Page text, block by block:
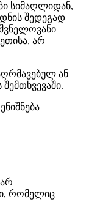
სიმაღლიდან,
შედეგად
არ
ან
რომელიც